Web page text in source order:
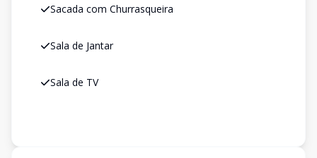
Sacada com Churrasqueira
Sala de Jantar
Sala de TV